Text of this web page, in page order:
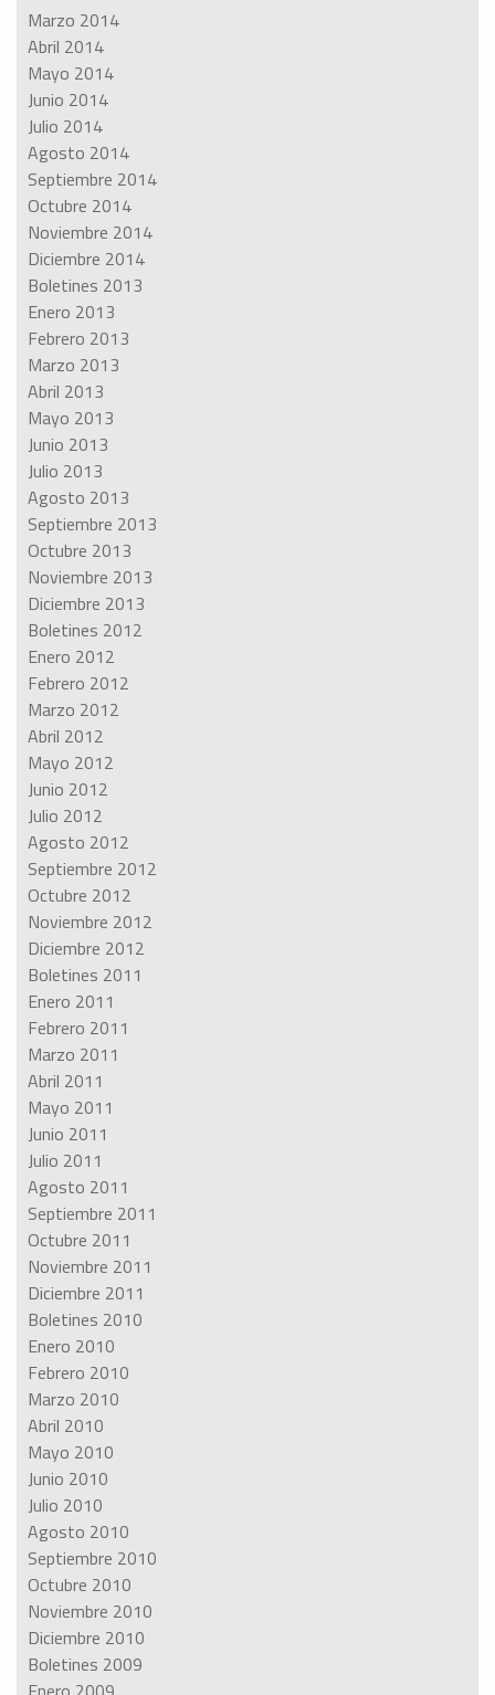
Marzo 2014
Abril 2014
Mayo 2014
Junio 2014
Julio 2014
Agosto 2014
Septiembre 2014
Octubre 2014
Noviembre 2014
Diciembre 2014
Boletines 2013
Enero 2013
Febrero 2013
Marzo 2013
Abril 2013
Mayo 2013
Junio 2013
Julio 2013
Agosto 2013
Septiembre 2013
Octubre 2013
Noviembre 2013
Diciembre 2013
Boletines 2012
Enero 2012
Febrero 2012
Marzo 2012
Abril 2012
Mayo 2012
Junio 2012
Julio 2012
Agosto 2012
Septiembre 2012
Octubre 2012
Noviembre 2012
Diciembre 2012
Boletines 2011
Enero 2011
Febrero 2011
Marzo 2011
Abril 2011
Mayo 2011
Junio 2011
Julio 2011
Agosto 2011
Septiembre 2011
Octubre 2011
Noviembre 2011
Diciembre 2011
Boletines 2010
Enero 2010
Febrero 2010
Marzo 2010
Abril 2010
Mayo 2010
Junio 2010
Julio 2010
Agosto 2010
Septiembre 2010
Octubre 2010
Noviembre 2010
Diciembre 2010
Boletines 2009